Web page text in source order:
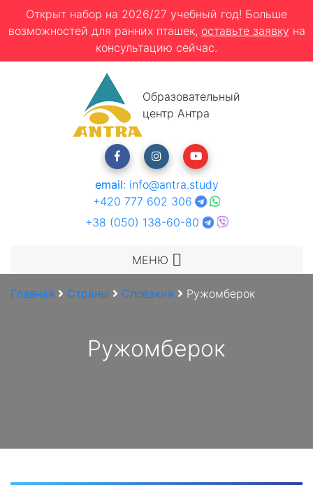
Открыт набор на 2026/27 учебный год! Больше
возможностей для ранних пташек, оставьте заявку на
консультацию сейчас.
Образовательный
центр Антра
email: info@antra.study
+420 777 602 306
+38 (050) 138-60-80
МЕНЮ
Главная Страны Словакия Ружомберок
Ружомберок